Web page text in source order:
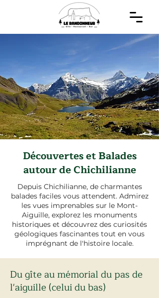
Découvertes et Balades
autour de Chichilianne
Depuis Chichilianne, de charmantes
balades faciles vous attendent. Admirez
les vues imprenables sur le Mont-
Aiguille, explorez les monuments
historiques et découvrez des curiosités
géologiques fascinantes tout en vous
imprégnant de l'histoire locale.
Du gîte au mémorial du pas de
l'aiguille (celui du bas)